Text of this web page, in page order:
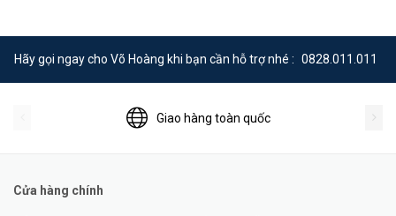
Hãy gọi ngay cho Võ Hoàng khi bạn cần hỗ trợ nhé : 0828.011.011
Giao hàng toàn quốc
Cửa hàng chính